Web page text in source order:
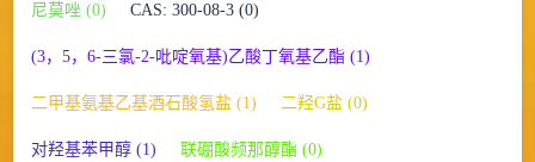
尼莫唑 (0) CAS: 300-08-3 (0)
(3，5，6-三氯-2-吡啶氧基)乙酸丁氧基乙酯 (1)
二甲基氨基乙基酒石酸氢盐 (1) 二羟G盐 (0)
对羟基苯甲醇 (1) 联硼酸频那醇酯 (0)